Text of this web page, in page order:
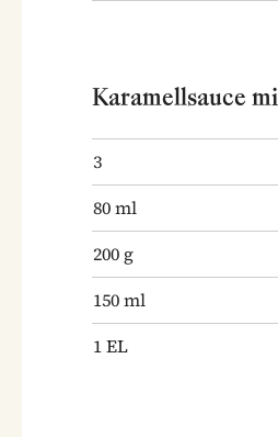
Karamellsauce
3
80ml
200 g
150ml
1EL